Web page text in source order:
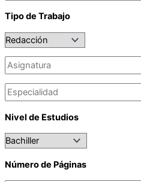
Tipo de Trabajo
Nivel de Estudios
Número de Páginas